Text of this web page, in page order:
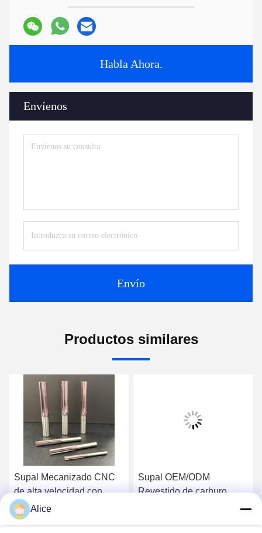
Habla Ahora.
Envíenos
Envío
Productos similares
Supal Mecanizado CNC
de alta velocidad con
revestimiento de carburo
herramientas de corte de
Supal OEM/ODM
Revestido de carburo
Alice